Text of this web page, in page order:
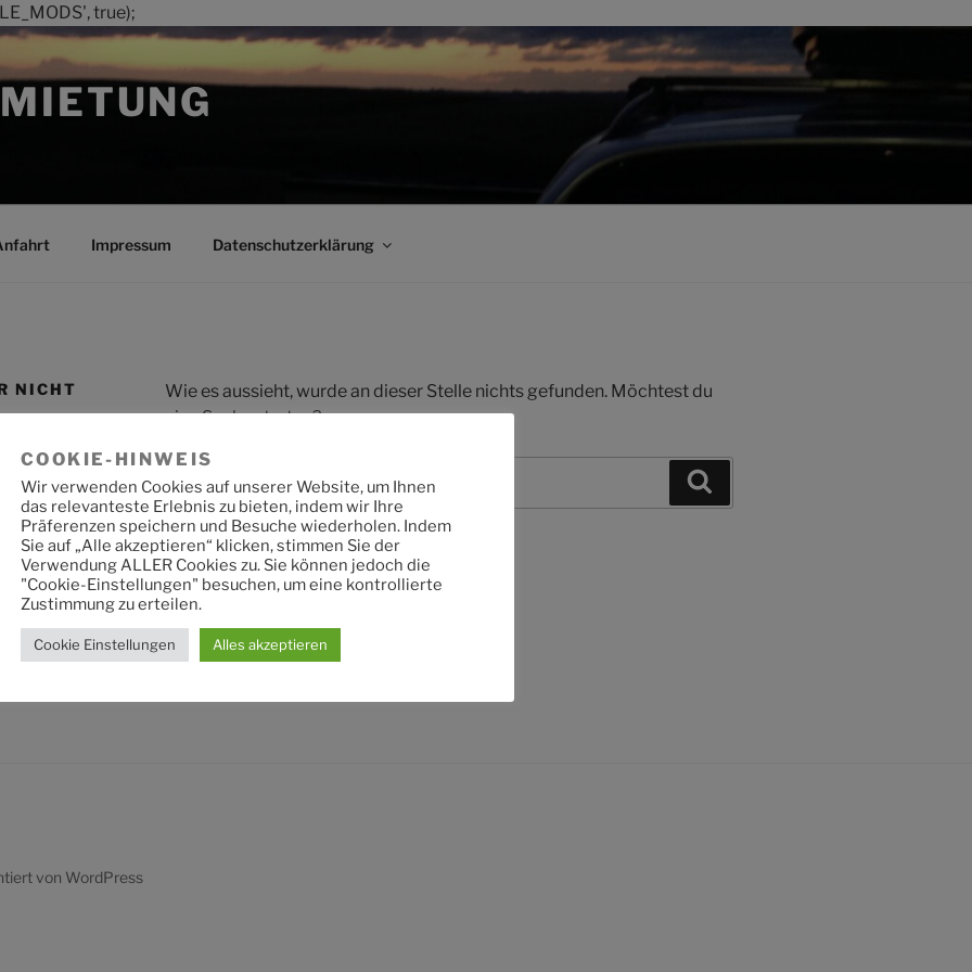
true);
Impressum Datenschutzerklärung
NICHT
Wie es aussieht, wurde an dieser Stelle nichts gefunden. Möchtest du
eine Suche starten?
Suche
nach:
von WordPress
COOKIE-HINWEIS
Wir verwenden Cookies auf unserer Website, um Ihnen
das relevanteste Erlebnis zu bieten, indem wir Ihre
Präferenzen speichern und Besuche wiederholen. Indem
Sie auf „Alle akzeptieren“ klicken, stimmen Sie der
Verwendung ALLER Cookies zu. Sie können jedoch die
"Cookie-Einstellungen" besuchen, um eine kontrollierte
Zustimmung zu erteilen.
Cookie Einstellungen Alles akzeptieren